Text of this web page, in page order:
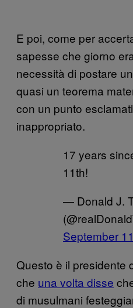
E poi, come per
sapesse che giorno
necessità di postare
quasi un teorema
con un punto
inappropriato.
17 years
11th!
— Donald J.
September
Questo è il presidente
che una volta disse
di musulmani